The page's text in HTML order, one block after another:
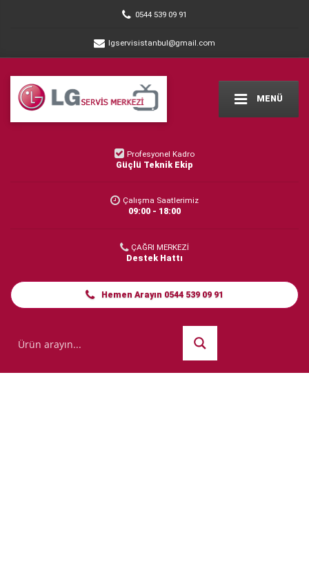
0544 539 09 91
lgservisistanbul@gmail.com
MENÜ
Profesyonel Kadro
Güçlü Teknik Ekip
Çalışma Saatlerimiz
09:00 - 18:00
ÇAĞRI MERKEZİ
Destek Hattı
Hemen Arayın 0544 539 09 91